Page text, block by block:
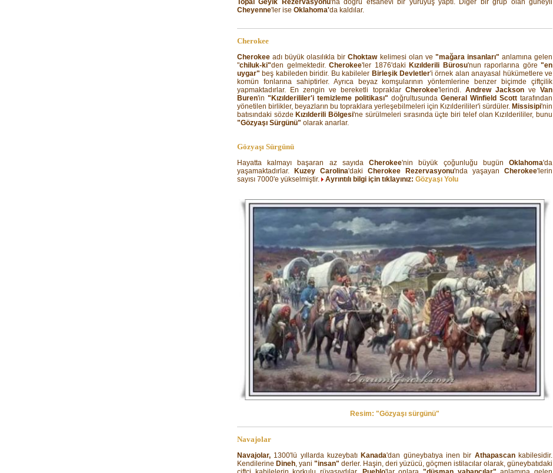
Topal Geyik Rezervasyonu'na doğru efsanevi bir yürüyüş yaptı. Diğer bir grup olan güneyli
Cheyenne'ler ise Oklahoma'da kaldılar.
Cherokee
Cherokee adı büyük olasılıkla birChoktawkelimesi olan ve "mağara insanları" anlamına gelen
"chiluk-ki"den gelmektedir. Cherokee'ler 1876'daki Kızılderili Bürosu'nun raporlarına göre "en
uygar" beş kabileden biridir. Bu kabileler Birleşik Devletler'i örnek alan anayasal hükümetlere ve
komün fonlarına sahiptirler. Ayrıca beyaz komşularının yöntemlerine benzer biçimde çiftçilik
yapmaktadırlar. En zengin ve bereketli topraklar Cherokee'lerindi. Andrew JacksonveVan
Buren'in "Kızılderililer'i temizleme politikası" doğrultusunda General Winfield Scott tarafından
yönetilen birlikler, beyazların bu topraklara yerleşebilmeleri için Kızılderililer'i sürdüler. Missisipi'nin
batısındaki sözde Kızılderili Bölgesi'ne sürülmeleri sırasında üçte biri telef olan Kızılderililer, bunu
"Gözyaşı Sürgünü" olarak anarlar.
Gözyaşı Sürgünü
Hayatta kalmayı başaran az sayıdaCherokee'nin büyük çoğunluğu bugünOklahoma'da
yaşamaktadırlar.
Kuzey Carolina'daki Cherokee Rezervasyonu'nda yaşayan Cherokee'lerin
sayısı 7000'e yükselmiştir.
Ayrıntılı bilgi için tıklayınız: Gözyaşı Yolu
Resim: "Gözyaşı sürgünü"
Navajolar
Navajolar, 1300'lü yıllarda kuzeybatı Kanada'dan güneybatıya inen bir Athapascankabilesidir.
Kendilerine Dineh, yani "insan" derler. Haşin, deri yüzücü, göçmen istilacılar olarak, güneybatıdaki